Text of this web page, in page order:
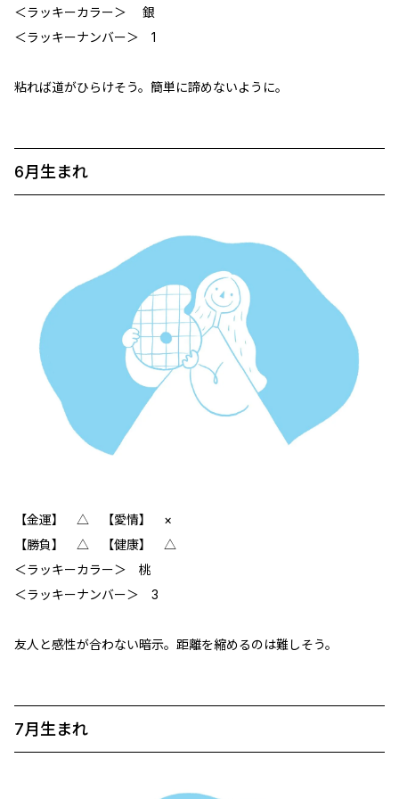
＜ラッキーカラー＞ 銀
＜ラッキーナンバー＞ 1
粘れば道がひらけそう。簡単に諦めないように。
6月生まれ
【金運】 △ 【愛情】 ×
【勝負】 △ 【健康】 △
＜ラッキーカラー＞ 桃
＜ラッキーナンバー＞ 3
友人と感性が合わない暗示。距離を縮めるのは難しそう。
7月生まれ